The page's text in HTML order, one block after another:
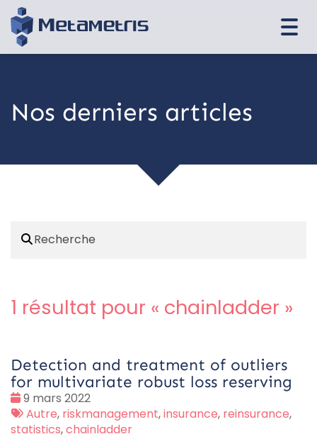
Nos derniers articles
1 résultat pour « chainladder »
Detection and treatment of outliers
for multivariate robust loss reserving
Date
:
9 mars 2022
Tags
:
Autre, riskmanagement,insurance, reinsurance,
statistics,chainladder